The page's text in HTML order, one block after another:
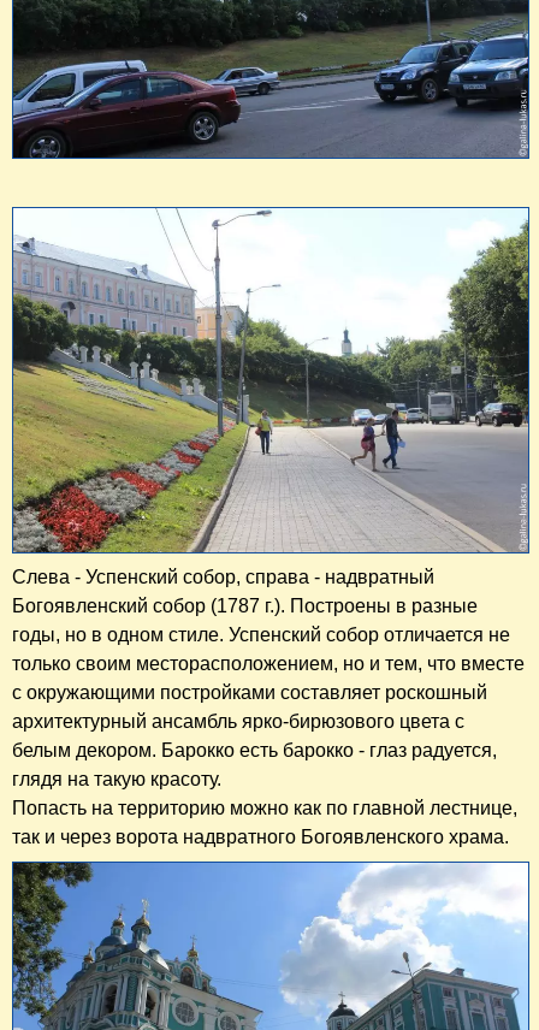
Слева - Успенский собор, справа - надвратный
Богоявленский собор (1787 г.). Построены в разные
годы, но в одном стиле. Успенский собор отличается не
только своим месторасположением, но и тем, что вместе
с окружающими постройками составляет роскошный
архитектурный ансамбль ярко-бирюзового цвета с
белым декором. Барокко есть барокко - глаз радуется,
глядя на такую красоту.
Попасть на территорию можно как по главной лестнице,
так и через ворота надвратного Богоявленского храма.